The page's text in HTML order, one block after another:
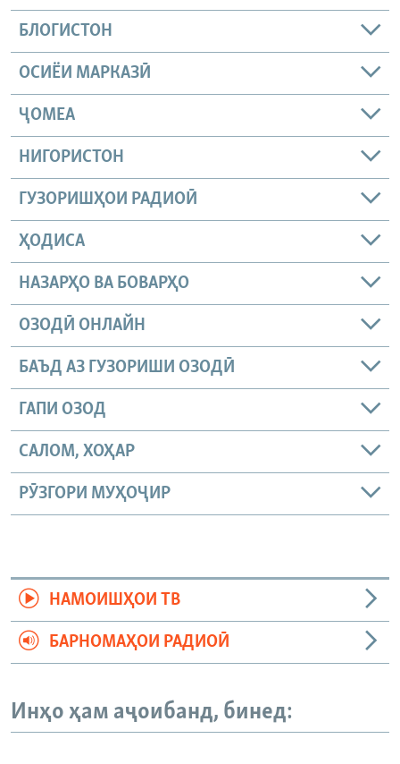
БЛОГИСТОН
ОСИЁИ МАРКАЗӢ
ҶОМEА
НИГОРИСТОН
ГУЗОРИШҲОИ РАДИОӢ
ҲОДИСА
НАЗАРҲО ВА БОВАРҲО
ОЗОДӢ ОНЛАЙН
БАЪД АЗ ГУЗОРИШИ ОЗОДӢ
ГАПИ ОЗОД
САЛОМ, ХОҲАР
РӮЗГОРИ МУҲОҶИР
НАМОИШҲОИ ТВ
БАРНОМАҲОИ РАДИОӢ
Инҳо ҳам аҷоибанд, бинед: